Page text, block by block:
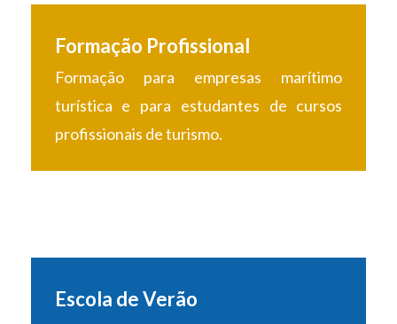
Formação Profissional
Formação para empresas marítimo
turística e para estudantes de cursos
profissionais de turismo.
Escola de Verão